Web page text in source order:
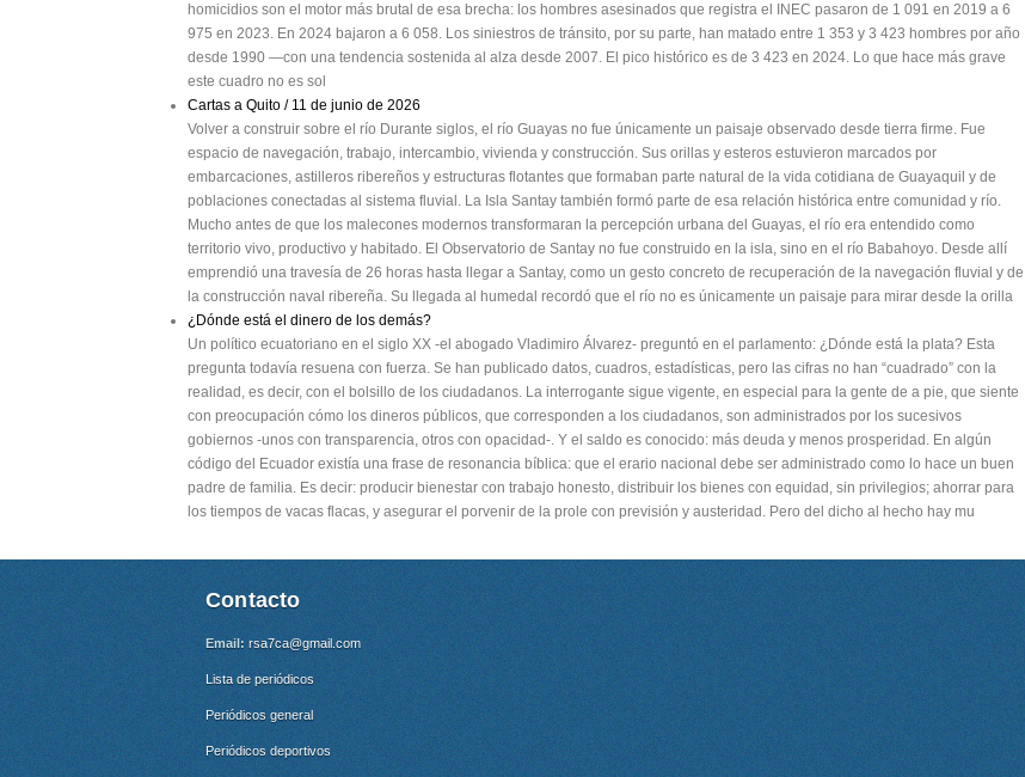
homicidios son el motor más brutal de esa brecha: los hombres asesinados que registra el INEC pasaron de 1 091 en 2019 a 6
975 en 2023. En 2024 bajaron a 6 058. Los siniestros de tránsito, por su parte, han matado entre 1 353 y 3 423 hombres por año
desde 1990 —con una tendencia sostenida al alza desde 2007. El pico histórico es de 3 423 en 2024. Lo que hace más grave
este cuadro no es sol
Cartas a Quito / 11 de junio de 2026
Volver a construir sobre el río Durante siglos, el río Guayas no fue únicamente un paisaje observado desde tierra firme. Fue
espacio de navegación, trabajo, intercambio, vivienda y construcción. Sus orillas y esteros estuvieron marcados por
embarcaciones, astilleros ribereños y estructuras flotantes que formaban parte natural de la vida cotidiana de Guayaquil y de
poblaciones conectadas al sistema fluvial. La Isla Santay también formó parte de esa relación histórica entre comunidad y río.
Mucho antes de que los malecones modernos transformaran la percepción urbana del Guayas, el río era entendido como
territorio vivo, productivo y habitado. El Observatorio de Santay no fue construido en la isla, sino en el río Babahoyo. Desde allí
emprendió una travesía de 26 horas hasta llegar a Santay, como un gesto concreto de recuperación de la navegación fluvial y de
la construcción naval ribereña. Su llegada al humedal recordó que el río no es únicamente un paisaje para mirar desde la orilla
¿Dónde está el dinero de los demás?
Un político ecuatoriano en el siglo XX -el abogado Vladimiro Álvarez- preguntó en el parlamento: ¿Dónde está la plata? Esta
pregunta todavía resuena con fuerza. Se han publicado datos, cuadros, estadísticas, pero las cifras no han “cuadrado” con la
realidad, es decir, con el bolsillo de los ciudadanos. La interrogante sigue vigente, en especial para la gente de a pie, que siente
con preocupación cómo los dineros públicos, que corresponden a los ciudadanos, son administrados por los sucesivos
gobiernos -unos con transparencia, otros con opacidad-. Y el saldo es conocido: más deuda y menos prosperidad. En algún
código del Ecuador existía una frase de resonancia bíblica: que el erario nacional debe ser administrado como lo hace un buen
padre de familia. Es decir: producir bienestar con trabajo honesto, distribuir los bienes con equidad, sin privilegios; ahorrar para
los tiempos de vacas flacas, y asegurar el porvenir de la prole con previsión y austeridad. Pero del dicho al hecho hay mu
Contacto
Email: rsa7ca@gmail.com
Lista de periódicos
Periódicos general
Periódicos deportivos